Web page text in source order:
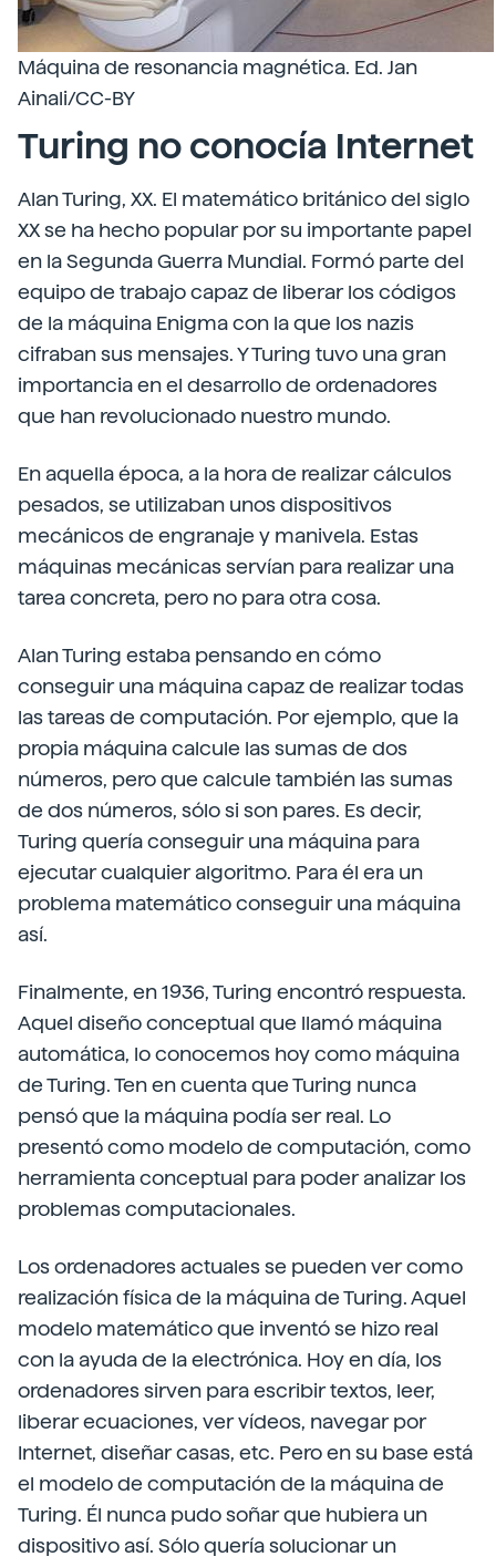
Máquina de resonancia magnética. Ed. Jan
Ainali/CC-BY
Turing no conocía Internet
Alan Turing, XX. El matemático británico del siglo
XX se ha hecho popular por su importante papel
en la Segunda Guerra Mundial. Formó parte del
equipo de trabajo capaz de liberar los códigos
de la máquina Enigma con la que los nazis
cifraban sus mensajes. Y Turing tuvo una gran
importancia en el desarrollo de ordenadores
que han revolucionado nuestro mundo.
En aquella época, a la hora de realizar cálculos
pesados, se utilizaban unos dispositivos
mecánicos de engranaje y manivela. Estas
máquinas mecánicas servían para realizar una
tarea concreta, pero no para otra cosa.
Alan Turing estaba pensando en cómo
conseguir una máquina capaz de realizar todas
las tareas de computación. Por ejemplo, que la
propia máquina calcule las sumas de dos
números, pero que calcule también las sumas
de dos números, sólo si son pares. Es decir,
Turing quería conseguir una máquina para
ejecutar cualquier algoritmo. Para él era un
problema matemático conseguir una máquina
así.
Finalmente, en 1936, Turing encontró respuesta.
Aquel diseño conceptual que llamó máquina
automática, lo conocemos hoy como máquina
de Turing. Ten en cuenta que Turing nunca
pensó que la máquina podía ser real. Lo
presentó como modelo de computación, como
herramienta conceptual para poder analizar los
problemas computacionales.
Los ordenadores actuales se pueden ver como
realización física de la máquina de Turing. Aquel
modelo matemático que inventó se hizo real
con la ayuda de la electrónica. Hoy en día, los
ordenadores sirven para escribir textos, leer,
liberar ecuaciones, ver vídeos, navegar por
Internet, diseñar casas, etc. Pero en su base está
el modelo de computación de la máquina de
Turing. Él nunca pudo soñar que hubiera un
dispositivo así. Sólo quería solucionar un